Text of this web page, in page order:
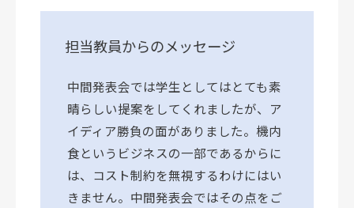
担当教員からのメッセージ
中間発表会では学生としてはとても素
晴らしい提案をしてくれましたが、ア
イディア勝負の面がありました。機内
食というビジネスの一部であるからに
は、コスト制約を無視するわけにはい
きません。中間発表会ではその点をご